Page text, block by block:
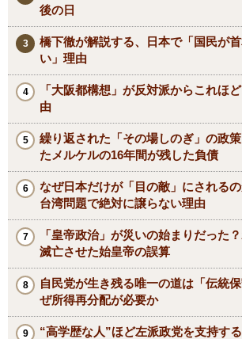
後の日
橋下徹が解説する、日本で「国民が
い」理由
「大阪都構想」が反対派からこれほ
由
繰り返された「その場しのぎ」の政
たメルケルの16年間が残した負債
なぜ日本だけが「目の敵」にされる
台湾問題で絶対に譲らない理由
「皇帝政治」が災いの始まりだった
滅亡させた始皇帝の誤算
自民党が生き残る唯一の道は「伝統
ぜ所得再分配が必要か
“高学歴な人”ほど左派政党を支持す